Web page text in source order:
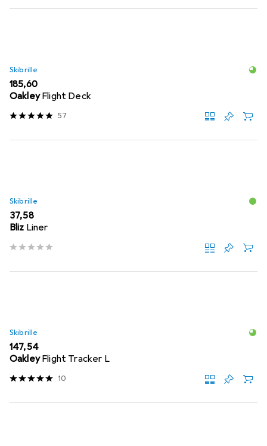
Skibrille
EUR
185,60
Oakley Flight Deck
57
Skibrille
EUR
37,58
Bliz Liner
Skibrille
EUR
147,54
Oakley Flight Tracker L
10